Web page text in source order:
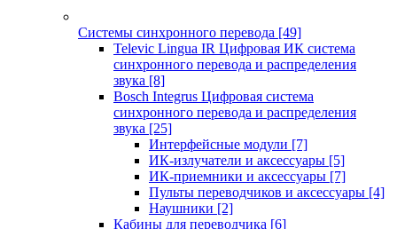
Системы синхронного перевода [49]
Televic Lingua IR Цифровая ИК система
синхронного перевода и распределения
звука [8]
Bosch Integrus Цифровая система
синхронного перевода и распределения
звука [25]
Интерфейсные модули [7]
ИК-излучатели и аксессуары [5]
ИК-приемники и аксессуары [7]
Пульты переводчиков и аксессуары [4]
Наушники [2]
Кабины для переводчика [6]